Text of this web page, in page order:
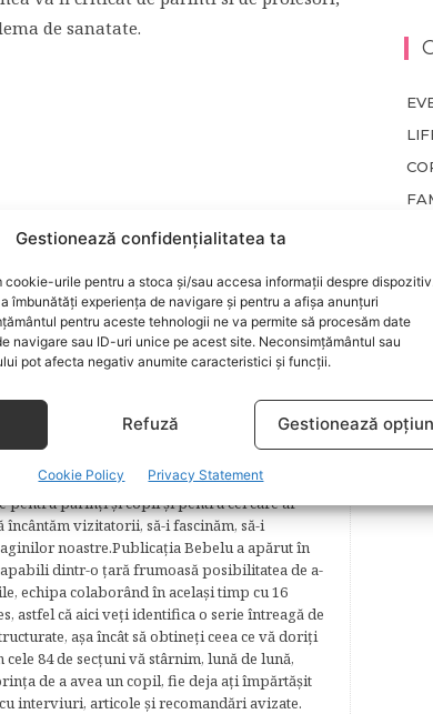
Gestionează confidențialitatea ta
cookie-urile pentru a stoca și/sau accesa informații despre dispozitiv.
îmbunătăți experiența de navigare și pentru a afișa anunțuri
pentru aceste tehnologii ne va permite să procesăm date
navigare sau ID-uri unice pe acest site. Neconsimțământul sau
pot afecta negativ anumite caracteristici și funcții.
Refuză Gestionează
Cookie Policy Privacy Statement
de sanatate.
ARTICOLUL URMĂTOR
Cadouri pentru bebelusi
ei de a scrie, din plăcerea graficienilor ei de
în segmentul de creştere şi îngrijire a
pentru părinţi şi copii şi pentru cei care ar
vizitatorii, să-i fascinăm, să-i
noastre.​ Publicația Bebelu a apărut în
dintr-o ţară frumoasă posibilitatea de a-
echipa colaborând în acelaşi timp cu 16
astfel că aici veţi identifica o serie întreagă de
aşa încât să obtineţi ceea ce vă doriţi
84 de secțuni vă stârnim, lună de lună,
de a avea un copil, fie deja aţi împărtăşit
interviuri, articole şi recomandări avizate.